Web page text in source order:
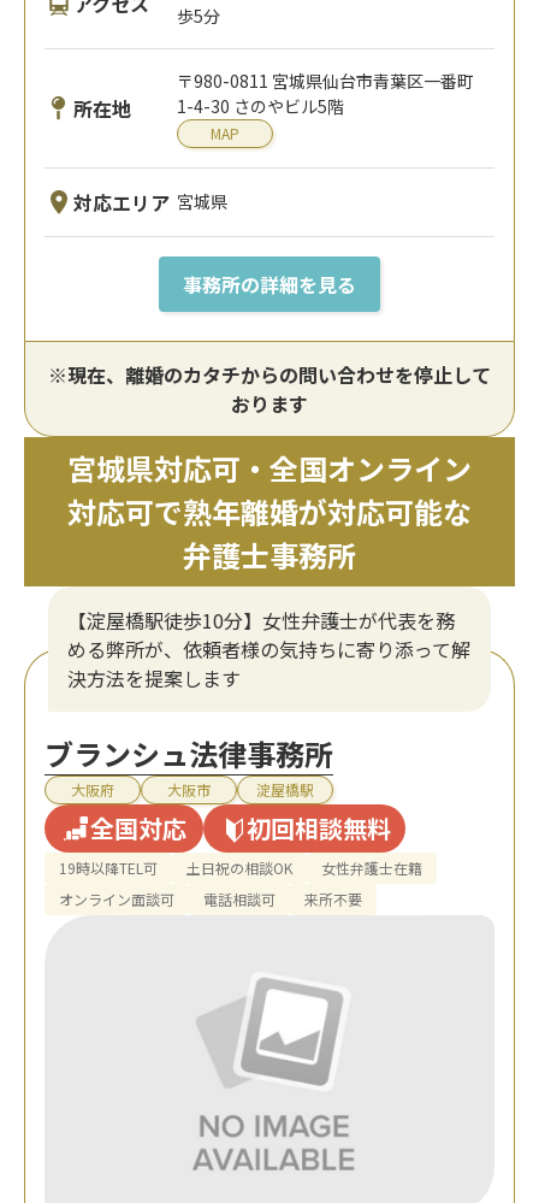
歩5分
所在地
〒980-0811 宮城県仙台市青葉区一番町
1-4-30 さのやビル5階
MAP
対応エリア 宮城県
事務所の詳細を見る
※現在、離婚のカタチからの問い合わせを停止して
おります
宮城県対応可・全国オンライン
対応可で熟年離婚が対応可能な
弁護士事務所
【淀屋橋駅徒歩10分】女性弁護士が代表を務
める弊所が、依頼者様の気持ちに寄り添って解
決方法を提案します
ブランシュ法律事務所
大阪府 大阪市 淀屋橋駅
全国対応 初回相談無料
19時以降TEL可 土日祝の相談OK
女性弁護士在籍
オンライン面談可
電話相談可 来所不要